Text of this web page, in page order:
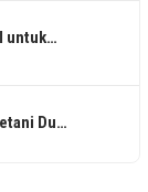
untuk…
Du…